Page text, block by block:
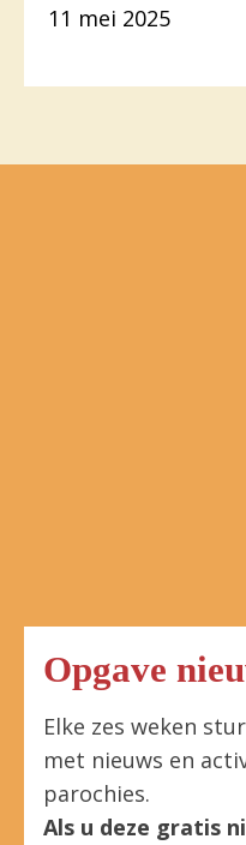
11 mei 2025
Opgave
Elke zes weken
met nieuws en
parochies.
Als u deze gratis